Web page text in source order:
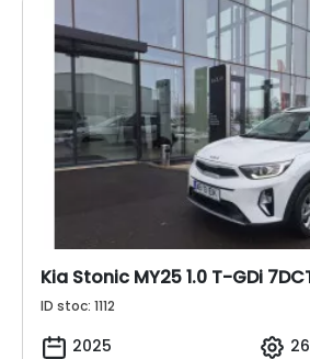
Kia Stonic MY25 1.0 T-GDi
ID stoc: 1112
2025